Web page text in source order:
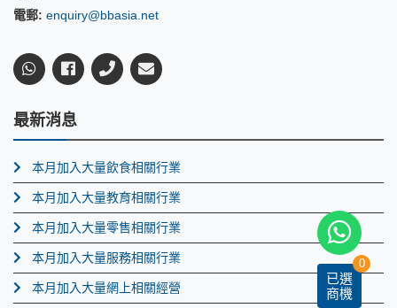
電郵: enquiry@bbasia.net
最新消息
本月加入大量飲食相關行業
本月加入大量教育相關行業
本月加入大量零售相關行業
本月加入大量服務相關行業
本月加入大量網上相關經營
已選
商機
0